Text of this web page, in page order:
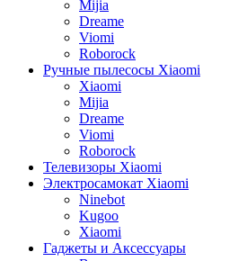
Mijia
Dreame
Viomi
Roborock
Ручные пылесосы Xiaomi
Xiaomi
Mijia
Dreame
Viomi
Roborock
Телевизоры Xiaomi
Электросамокат Xiaomi
Ninebot
Kugoo
Xiaomi
Гаджеты и Аксессуары